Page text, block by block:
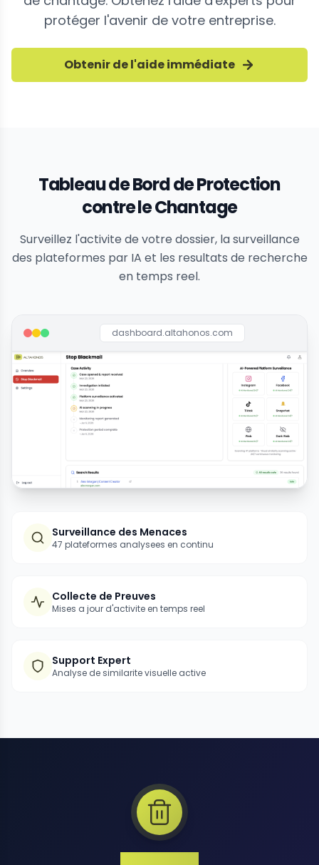
protéger l'avenir de votre entreprise.
Obtenir de l'aide immédiate
Tableau de Bord de Protection
contre le Chantage
Surveillez l'activite de votre dossier, la surveillance
des plateformes par IA et les resultats de recherche
en temps reel.
dashboard.altahonos.com
Surveillance des Menaces
47 plateformes analysees en continu
Collecte de Preuves
Mises a jour d'activite en temps reel
Support Expert
Analyse de similarite visuelle active